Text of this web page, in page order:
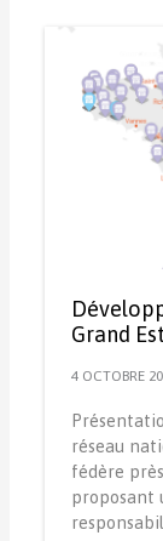
Grand
4 OCTOBRE
réseau
fédère
proposant